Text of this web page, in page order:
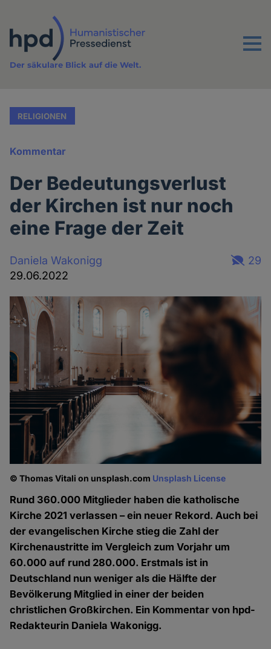
Inhalt
Menu
Der säkulare Blick auf die Welt.
RELIGIONEN
Kommentar
Der Bedeutungsverlust
der Kirchen ist nur noch
eine Frage der Zeit
Daniela Wakonigg
29.06.2022
29
© Thomas Vitali on unsplash.com Unsplash License
Rund 360.000 Mitglieder haben die katholische
Kirche 2021 verlassen – ein neuer Rekord. Auch bei
der evangelischen Kirche stieg die Zahl der
Kirchenaustritte im Vergleich zum Vorjahr um
60.000 auf rund 280.000. Erstmals ist in
Deutschland nun weniger als die Hälfte der
Bevölkerung Mitglied in einer der beiden
christlichen Großkirchen. Ein Kommentar von hpd-
Redakteurin Daniela Wakonigg.